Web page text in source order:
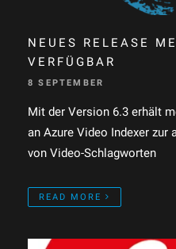
NEUES RELEASE
VERFÜGBAR
8 SEPTEMBER
Mit der Version 6.3 erhält
an Azure Video Indexer zur
von Video-Schlagworten
READ MORE